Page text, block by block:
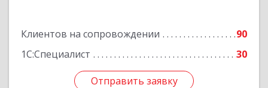
Клиентов на сопровождении
90
1С:Специалист
30
Отправить заявку
Подробнее
Отправить заявку